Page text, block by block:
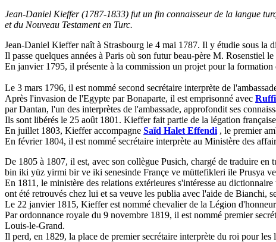
Jean-Daniel Kieffer (1787-1833) fut un fin connaisseur de la langue
et du Nouveau Testament en Turc.
Jean-Daniel Kieffer naît à Strasbourg le 4 mai 1787. Il y étudie sous la
Il passe quelques années à Paris où son futur beau-père M. Rosenstiel
En janvier 1795, il présente à la commission un projet pour la formation
Le 3 mars 1796, il est nommé second secrétaire interprète de
Après l'invasion de l'Egypte par Bonaparte, il est emprisonné avec
par Dantan, l'un des interprètes de l'ambassade, approfondit ses
Ils sont libérés le 25 août 1801. Kieffer fait partie de la légation
En juillet 1803, Kieffer accompagne Saïd Halet Effendi , le premier
En février 1804, il est nommé secrétaire interprète au Ministère des
De 1805 à 1807, il est, avec son collègue Pusich, chargé de traduire en
bin iki yüz yirmi bir ve iki senesinde Françe ve müttefikleri ile Prusya
En 1811, le ministère des relations extérieures s'intéresse au
ont été retrouvés chez lui et sa veuve les publia avec l'aide de Bianchi,
Le 22 janvier 1815, Kieffer est nommé chevalier de la Légion
Par ordonnance royale du 9 novembre 1819, il est nommé premier
Louis-le-Grand.
Il perd, en 1829, la place de premier secrétaire interprète du roi pour les